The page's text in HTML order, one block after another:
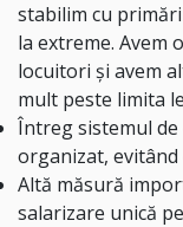
stabilim cu
la extreme. Avem
locuitori și avem
mult peste limita
Întreg sistemul
organizat,
Altă măsură
salarizare unică